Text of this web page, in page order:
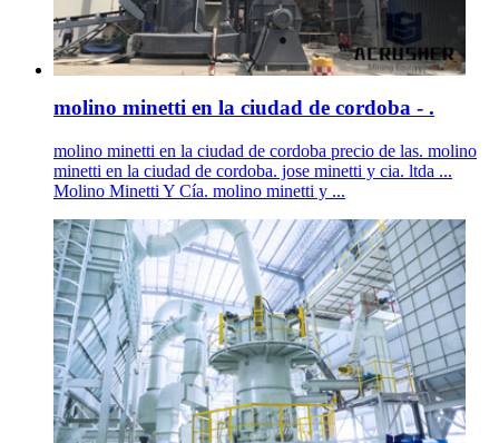
molino minetti en la ciudad de cordoba - .
molino minetti en la ciudad de cordoba precio de las. molino
minetti en la ciudad de cordoba. jose minetti y cia. ltda ...
Molino Minetti Y Cía. molino minetti y ...